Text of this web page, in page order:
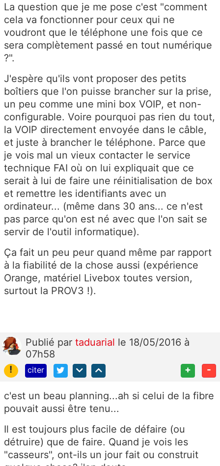
La question que je me pose c'est "comment
cela va fonctionner pour ceux qui ne
voudront que le téléphone une fois que ce
sera complètement passé en tout numérique
?".
J'espère qu'ils vont proposer des petits
boîtiers que l'on puisse brancher sur la prise,
un peu comme une mini box VOIP, et non-
configurable. Voire pourquoi pas rien du tout,
la VOIP directement envoyée dans le câble,
et juste à brancher le téléphone. Parce que
je vois mal un vieux contacter le service
technique FAI où on lui expliquait que ce
serait à lui de faire une réinitialisation de box
et remettre les identifiants avec un
ordinateur... (même dans 30 ans... ce n'est
pas parce qu'on est né avec que l'on sait se
servir de l'outil informatique).
Ça fait un peu peur quand même par rapport
à la fiabilité de la chose aussi (expérience
Orange, matériel Livebox toutes version,
surtout la PROV3 !).
Publié par taduarial le 18/05/2016 à
07h58
!
citer + -
c'est un beau planning...ah si celui de la fibre
pouvait aussi être tenu...
Il est toujours plus facile de défaire (ou
détruire) que de faire. Quand je vois les
"casseurs", ont-ils un jour fait ou construit